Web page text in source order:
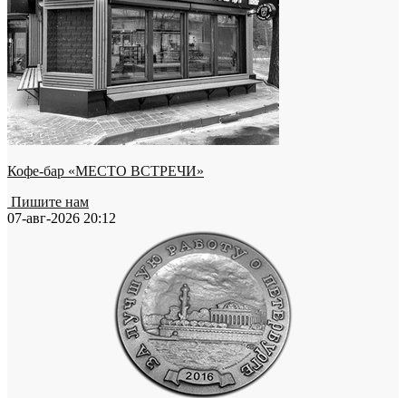
Кофе-бар «МЕСТО ВСТРЕЧИ»
Пишите нам
07-авг-2026 20:12